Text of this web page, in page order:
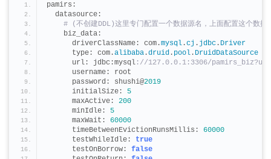
pamirs:
  datasource:
# (不创建DDL)这里专门配置一个数据源名，上面配置这个数据
    biz_data:
      driverClassName: com.
mysql .cj . jdbc . Driver
      type: com.
alibaba .druid . pool . DruidDataSource
      url: jdbc:mysql
://127.0.0.1:3306/
      username: root
      password: shushi@
2019
      initialSize:
5
      maxActive:
200
      minIdle:
5
      maxWait:
60000
      timeBetweenEvictionRunsMillis:
60000
      testWhileIdle:
true
      testOnBorrow:
false